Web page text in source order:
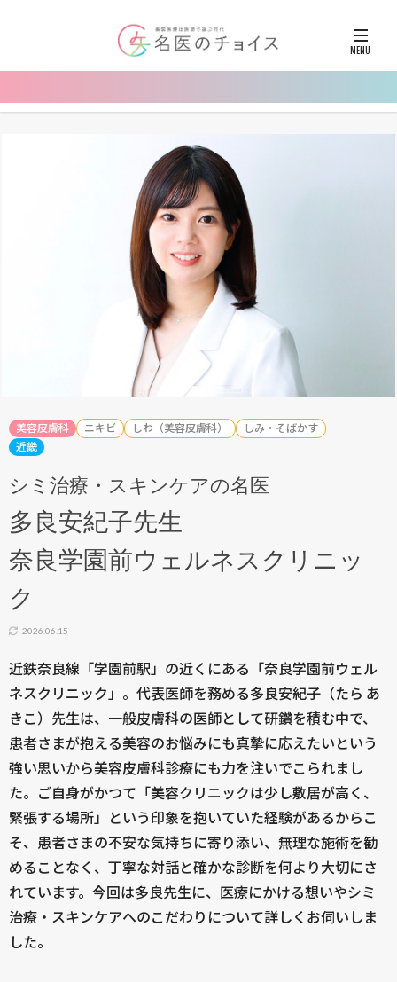
美容皮膚科 ニキビ しわ（美容皮膚科）
しみ・そばかす
近畿
シミ治療・スキンケアの名医
多良安紀子先生
奈良学園前ウェルネスクリニッ
ク
2026.06.15
近鉄奈良線「学園前駅」の近くにある「奈良学園前ウェル
ネスクリニック」。代表医師を務める多良安紀子（たら あ
きこ）先生は、一般皮膚科の医師として研鑽を積む中で、
患者さまが抱える美容のお悩みにも真摯に応えたいという
強い思いから美容皮膚科診療にも力を注いでこられまし
た。ご自身がかつて「美容クリニックは少し敷居が高く、
緊張する場所」という印象を抱いていた経験があるからこ
そ、患者さまの不安な気持ちに寄り添い、無理な施術を勧
めることなく、丁寧な対話と確かな診断を何より大切にさ
れています。今回は多良先生に、医療にかける想いやシミ
治療・スキンケアへのこだわりについて詳しくお伺いしま
した。